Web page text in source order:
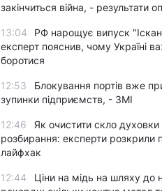
закінчиться війна, - результати
13:04
РФ нарощує випуск
експерт пояснив, чому Україні
боротися
12:53
Блокування портів вже
зупинки підприємств, - ЗМІ
12:46
Як очистити скло духовки
розбирання: експерти розкрили
лайфхак
12:44
Ціни на мідь на шляху до